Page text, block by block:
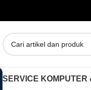
SERVICE KOMPUTER